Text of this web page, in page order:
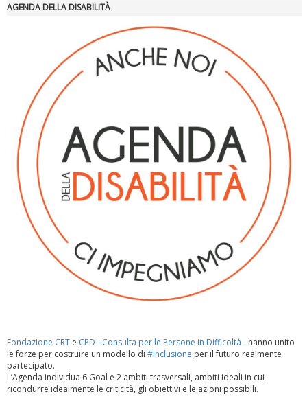
Tiziano Pesce nel Cda di Fondazione Terzjus: prima riunione a
AGENDA DELLA DISABILITÀ
Fondazione CRT e CPD - Consulta per le Persone in Difficoltà - hanno unito
le forze per costruire un modello di #inclusione per il futuro realmente
partecipato.
L’Agenda individua 6 Goal e 2 ambiti trasversali, ambiti ideali in cui
ricondurre idealmente le criticità, gli obiettivi e le azioni possibili.